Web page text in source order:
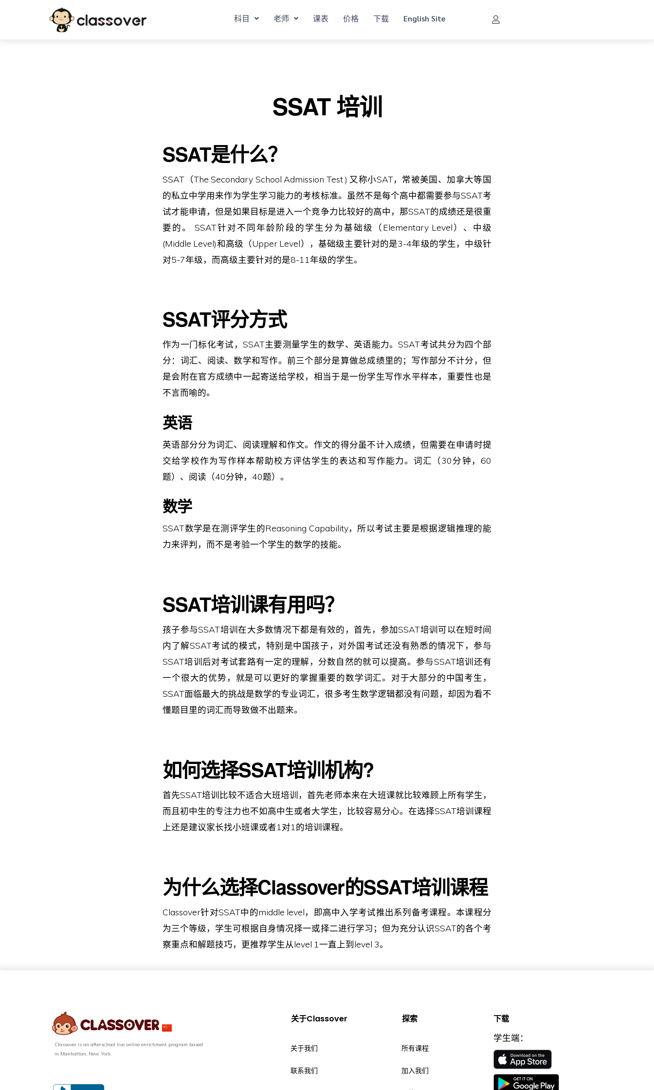
科目 老师 课表 价格 下载 English Site
SSAT 培训
SSAT是什么？
SSAT（The Secondary School Admission Test ) 又称小SAT，常被美国、加拿大等国
的私立中学用来作为学生学习能力的考核标准。虽然不是每个高中都需要参与SSAT考
试才能申请，但是如果目标是进入一个竞争力比较好的高中，那SSAT的成绩还是很重
要的。 SSAT针对不同年龄阶段的学生分为基础级（Elementary Level）、中级
(Middle Level)和高级（Upper Level），基础级主要针对的是3-4年级的学生，中级针
对5-7年级，而高级主要针对的是8-11年级的学生。
SSAT评分方式
作为一门标化考试，SSAT主要测量学生的数学、英语能力。SSAT考试共分为四个部
分：词汇、阅读、数学和写作。前三个部分是算做总成绩里的；写作部分不计分，但
是会附在官方成绩中一起寄送给学校，相当于是一份学生写作水平样本，重要性也是
不言而喻的。
英语
英语部分分为词汇、阅读理解和作文。作文的得分虽不计入成绩，但需要在申请时提
交给学校作为写作样本帮助校方评估学生的表达和写作能力。词汇（30分钟，60
题）、阅读（40分钟，40题）。
数学
SSAT数学是在测评学生的Reasoning Capability，所以考试主要是根据逻辑推理的能
力来评判，而不是考验一个学生的数学的技能。
SSAT培训课有用吗？
孩子参与SSAT培训在大多数情况下都是有效的，首先，参加SSAT培训可以在短时间
内了解SSAT考试的模式，特别是中国孩子，对外国考试还没有熟悉的情况下，参与
SSAT培训后对考试套路有一定的理解，分数自然的就可以提高。参与SSAT培训还有
一个很大的优势，就是可以更好的掌握重要的数学词汇。对于大部分的中国考生，
SSAT面临最大的挑战是数学的专业词汇，很多考生数学逻辑都没有问题，却因为看不
懂题目里的词汇而导致做不出题来。
如何选择SSAT培训机构?
首先SSAT培训比较不适合大班培训，首先老师本来在大班课就比较难顾上所有学生，
而且初中生的专注力也不如高中生或者大学生，比较容易分心。在选择SSAT培训课程
上还是建议家长找小班课或者1对1的培训课程。
为什么选择Classover的SSAT培训课程
Classover针对SSAT中的middle level，即高中入学考试推出系列备考课程。本课程分
为三个等级，学生可根据自身情况择一或择二进行学习；但为充分认识SSAT的各个考
察重点和解题技巧，更推荐学生从level 1一直上到level 3。
Classover is an afterschool live online enrichment program based
in Manhattan, New York.
关于Classover
关于我们
联系我们
探索
所有课程
加入我们
下载
学生端：